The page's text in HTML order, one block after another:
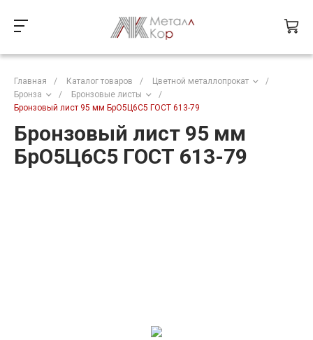
Главная / Каталог товаров / Цветной металлопрокат
/
Бронза
/ Бронзовые листы
/
Бронзовый лист 95 мм БрО5Ц6С5 ГОСТ 613-79
Бронзовый лист 95 мм
БрО5Ц6С5 ГОСТ 613-79